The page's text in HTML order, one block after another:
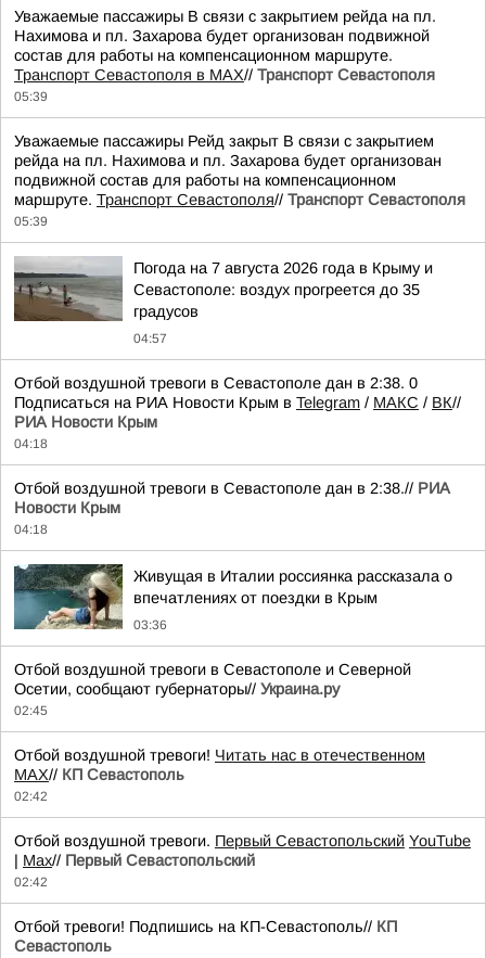
Уважаемые пассажиры В связи с закрытием рейда на пл.
Нахимова и пл. Захарова будет организован подвижной
состав для работы на компенсационном маршруте.
Транспорт Севастополя в MAX// Транспорт Севастополя
05:39
Уважаемые пассажиры Рейд закрыт В связи с закрытием
рейда на пл. Нахимова и пл. Захарова будет организован
подвижной состав для работы на компенсационном
маршруте. Транспорт Севастополя// Транспорт Севастополя
05:39
Погода на 7 августа 2026 года в Крыму и
Севастополе: воздух прогреется до 35
градусов
04:57
Отбой воздушной тревоги в Севастополе дан в 2:38. 0
Подписаться на РИА Новости Крым в Telegram / МАКС / ВК//
РИА Новости Крым
04:18
Отбой воздушной тревоги в Севастополе дан в 2:38.// РИА
Новости Крым
04:18
Живущая в Италии россиянка рассказала о
впечатлениях от поездки в Крым
03:36
Отбой воздушной тревоги в Севастополе и Северной
Осетии, сообщают губернаторы// Украина.ру
02:45
Отбой воздушной тревоги! Читать нас в отечественном
MAX// КП Севастополь
02:42
Отбой воздушной тревоги. Первый Севастопольский YouTube
| Max// Первый Севастопольский
02:42
Отбой тревоги! Подпишись на КП-Севастополь// КП
Севастополь